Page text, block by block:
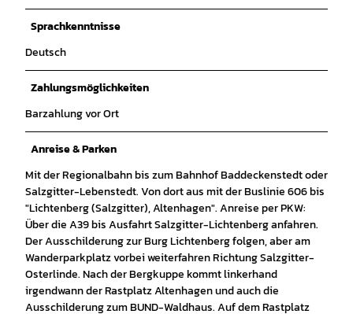
Sprachkenntnisse
Deutsch
Zahlungsmöglichkeiten
Barzahlung vor Ort
Anreise & Parken
Mit der Regionalbahn bis zum Bahnhof Baddeckenstedt oder
Salzgitter-Lebenstedt. Von dort aus mit der Buslinie 606 bis
"Lichtenberg (Salzgitter), Altenhagen". Anreise per PKW:
Über die A39 bis Ausfahrt Salzgitter-Lichtenberg anfahren.
Der Ausschilderung zur Burg Lichtenberg folgen, aber am
Wanderparkplatz vorbei weiterfahren Richtung Salzgitter-
Osterlinde. Nach der Bergkuppe kommt linkerhand
irgendwann der Rastplatz Altenhagen und auch die
Ausschilderung zum BUND-Waldhaus. Auf dem Rastplatz